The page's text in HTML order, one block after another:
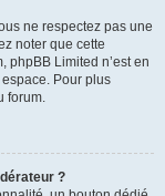
ne respectez pas une
noter que cette
phpBB Limited n’est en
Pour plus
forum.
?